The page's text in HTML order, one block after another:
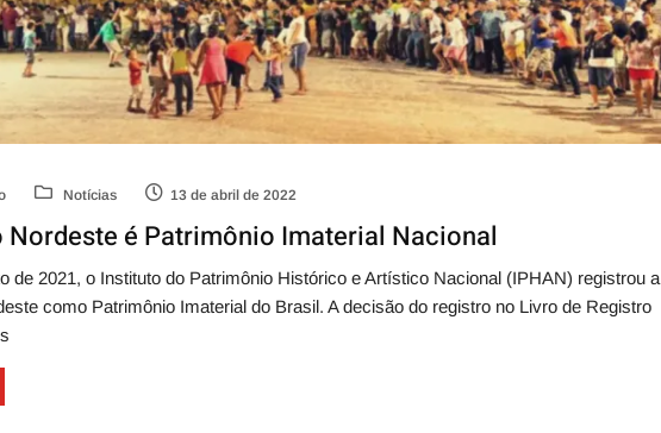
Notícias 13 de abril de 2022
Nordeste é Patrimônio Imaterial Nacional
de 2021, o Instituto do Patrimônio Histórico e Artístico Nacional (IPHAN) registrou a
como Patrimônio Imaterial do Brasil. A decisão do registro no Livro de Registro